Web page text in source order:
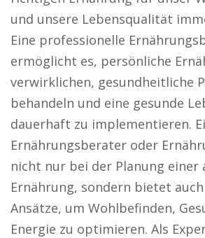
und unsere Lebensqualität
Eine professionelle
ermöglicht es, persönliche
verwirklichen, gesundheitliche
behandeln und eine gesunde
dauerhaft zu implementieren.
Ernährungsberater oder
nicht nur bei der Planung einer
Ernährung, sondern bietet
Ansätze, um Wohlbefinden,
Energie zu optimieren. Als